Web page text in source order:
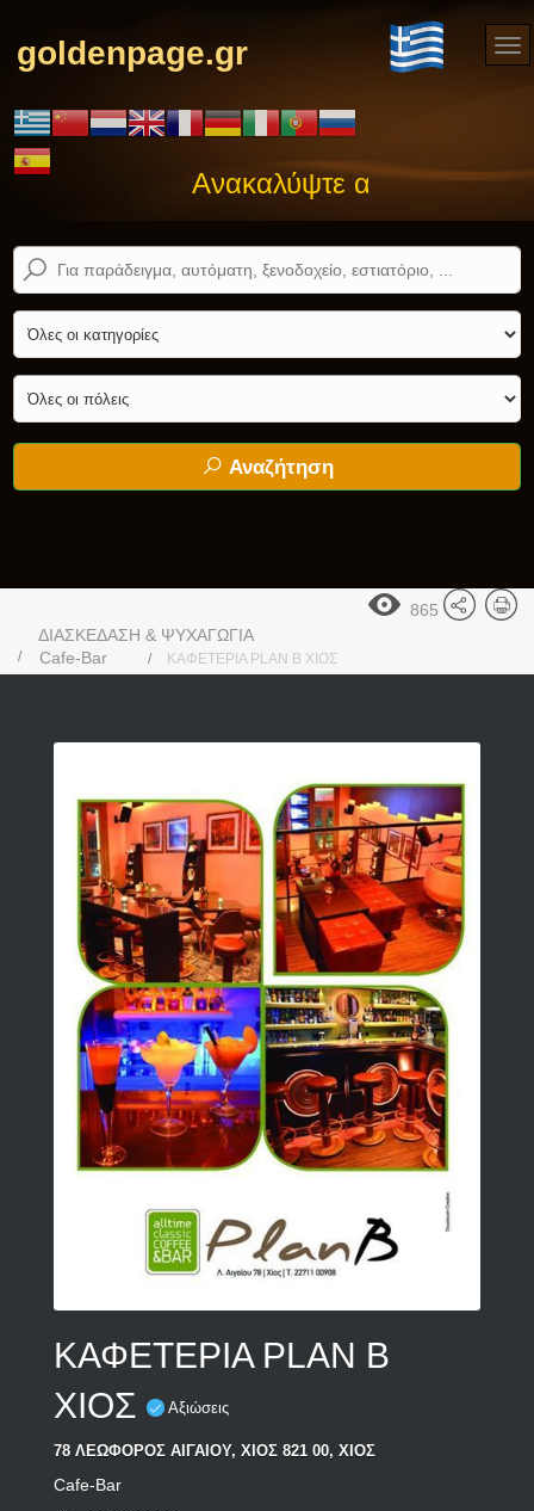
goldenpage.gr
Ανακαλύψτε αυτό που
Αναζήτηση
865
ΔΙΑΣΚΕΔΑΣΗ & ΨΥΧΑΓΩΓΙΑ
Cafe-Bar
ΚΑΦΕΤΕΡΙΑ PLAN B ΧΙΟΣ
ΚΑΦΕΤΕΡΙΑ PLAN B
ΧΙΟΣ
Αξιώσεις
78 ΛΕΩΦΟΡΟΣ ΑΙΓΑΙΟΥ, ΧΙΟΣ 821 00, ΧΙΟΣ
Cafe-Bar